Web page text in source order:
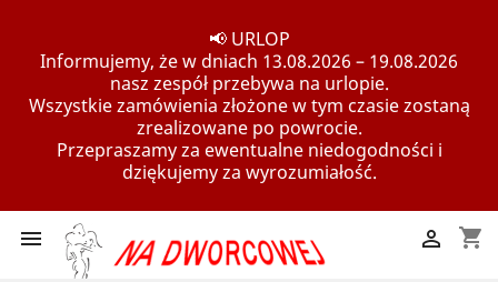
📢 URLOP
Informujemy, że w dniach 13.08.2026 – 19.08.2026
nasz zespół przebywa na urlopie.
Wszystkie zamówienia złożone w tym czasie zostaną
zrealizowane po powrocie.
Przepraszamy za ewentualne niedogodności i
dziękujemy za wyrozumiałość.
 shopping_cart
